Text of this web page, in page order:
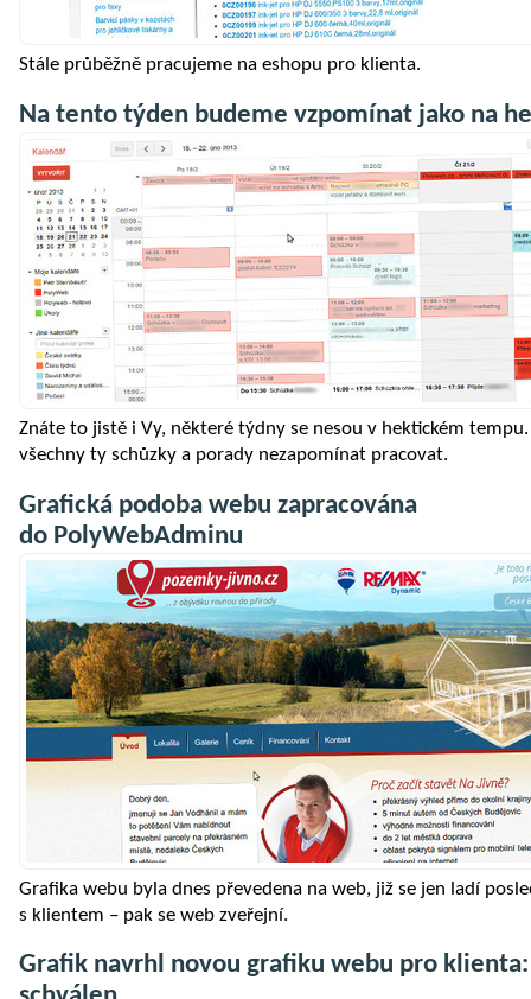
Stále průběžně pracujeme na eshopu pro klienta.
Na tento týden budeme vzpomínat jako na
Znáte to jistě i Vy, některé týdny se nesou v hektickém
všechny ty schůzky a porady nezapomínat pracovat.
Grafická podoba webu zapracována
do PolyWebAdminu
Grafika webu byla dnes převedena na web, již se jen ladí
s klientem – pak se web zveřejní.
Grafik navrhl novou grafiku webu pro